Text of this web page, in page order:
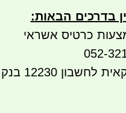
בדרכים הבאות:
כרטיס אשראי